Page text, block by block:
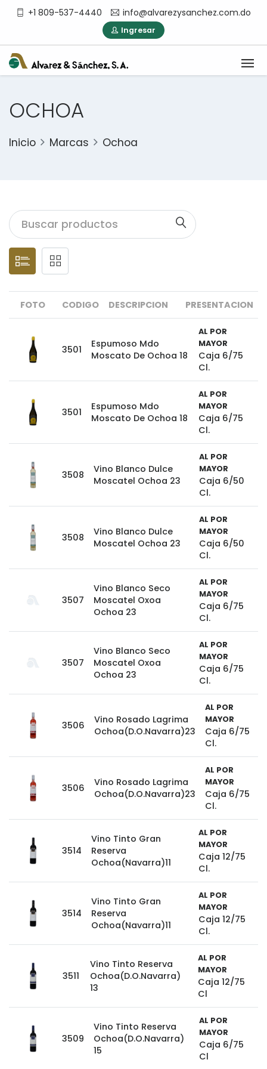
+1 809-537-4440 info@alvarezysanchez.com.do
Ingresar
OCHOA
Inicio Marcas Ochoa
FOTO CODIGO DESCRIPCION PRESENTACION
3501
Espumoso Mdo
Moscato De Ochoa 18
AL POR
MAYOR
Caja 6/75
Cl.
3501
Espumoso Mdo
Moscato De Ochoa 18
AL POR
MAYOR
Caja 6/75
Cl.
3508
Vino Blanco Dulce
Moscatel Ochoa 23
AL POR
MAYOR
Caja 6/50
Cl.
3508
Vino Blanco Dulce
Moscatel Ochoa 23
AL POR
MAYOR
Caja 6/50
Cl.
3507
Vino Blanco Seco
Moscatel Oxoa
Ochoa 23
AL POR
MAYOR
Caja 6/75
Cl.
3507
Vino Blanco Seco
Moscatel Oxoa
Ochoa 23
AL POR
MAYOR
Caja 6/75
Cl.
3506
Vino Rosado Lagrima
Ochoa(D.O.Navarra)23
AL POR
MAYOR
Caja 6/75
Cl.
3506
Vino Rosado Lagrima
Ochoa(D.O.Navarra)23
AL POR
MAYOR
Caja 6/75
Cl.
3514
Vino Tinto Gran
Reserva
Ochoa(Navarra)11
AL POR
MAYOR
Caja 12/75
Cl.
3514
Vino Tinto Gran
Reserva
Ochoa(Navarra)11
AL POR
MAYOR
Caja 12/75
Cl.
3511
Vino Tinto Reserva
Ochoa(D.O.Navarra)
13
AL POR
MAYOR
Caja 12/75
Cl
3509
Vino Tinto Reserva
Ochoa(D.O.Navarra)
15
AL POR
MAYOR
Caja 6/75
Cl